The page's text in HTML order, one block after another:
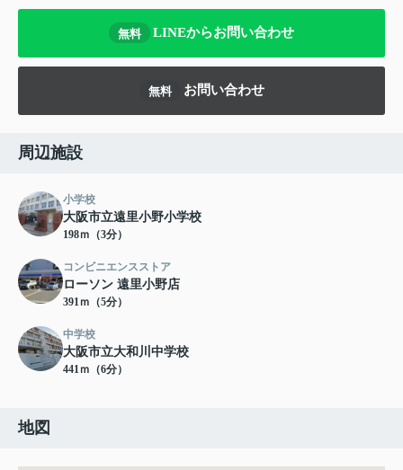
無料 LINEからお問い合わせ
無料 お問い合わせ
周辺施設
小学校
大阪市立遠里小野小学校
198ｍ（3分）
コンビニエンスストア
ローソン 遠里小野店
391ｍ（5分）
中学校
大阪市立大和川中学校
441ｍ（6分）
地図